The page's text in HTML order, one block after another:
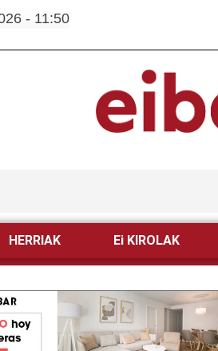
- 11:50
HERRIAK Ei KIROLAK